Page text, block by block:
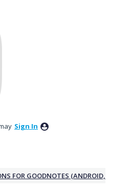
Sign In
FOR GOODNOTES (ANDROID,